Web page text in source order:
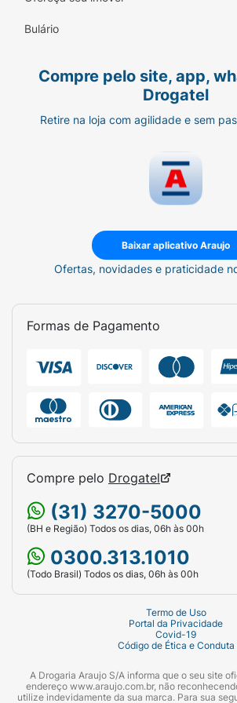
Bulário
Compre pelo site, app,
Drogatel
Retire na loja com agilidade e sem
Baixar aplicativo Araujo
Ofertas, novidades e praticidade
Formas de Pagamento
Compre pelo Drogatel
(31) 3270-5000
(BH e Região) Todos os dias, 06h às 00h
0300.313.1010
(Todo Brasil) Todos os dias, 06h às 00h
Termo de Uso
Portal da Privacidade
Covid-19
Código de Ética e Conduta
A Drogaria Araujo S/A informa que o seu site
endereço www.araujo.com.br, não
utilize indevidamente da sua marca. Para sua